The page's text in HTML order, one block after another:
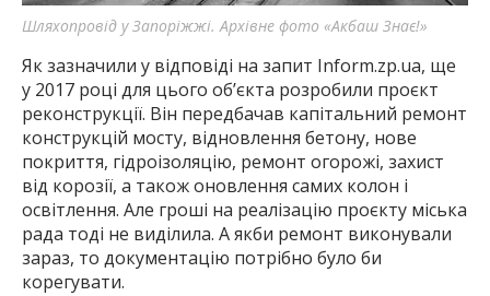
Шляхопровід у Запоріжжі. Архівне фото «Акбаш Знає!»
Як зазначили у відповіді на запит Inform.zp.ua, ще
у 2017 році для цього об’єкта розробили проєкт
реконструкції. Він передбачав капітальний ремонт
конструкцій мосту, відновлення бетону, нове
покриття, гідроізоляцію, ремонт огорожі, захист
від корозії, а також оновлення самих колон і
освітлення. Але гроші на реалізацію проєкту міська
рада тоді не виділила. А якби ремонт виконували
зараз, то документацію потрібно було би
корегувати.